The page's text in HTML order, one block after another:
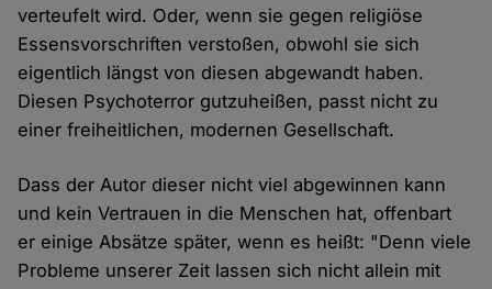
verteufelt wird. Oder, wenn sie gegen religiöse
Essensvorschriften verstoßen, obwohl sie sich
eigentlich längst von diesen abgewandt haben.
Diesen Psychoterror gutzuheißen, passt nicht zu
einer freiheitlichen, modernen Gesellschaft.
Dass der Autor dieser nicht viel abgewinnen kann
und kein Vertrauen in die Menschen hat, offenbart
er einige Absätze später, wenn es heißt: "Denn viele
Probleme unserer Zeit lassen sich nicht allein mit